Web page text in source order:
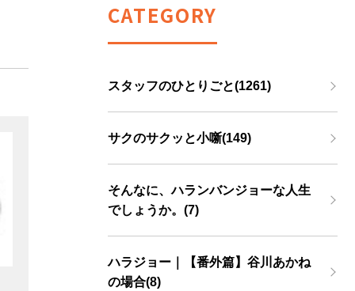
CATEGORY
スタッフのひとりごと(1261)
サクのサクッと小噺(149)
そんなに、ハランバンジョーな人生
でしょうか。(7)
ハラジョー｜【番外篇】谷川あかね
の場合(8)